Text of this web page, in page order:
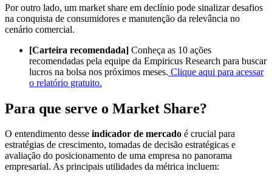
Por outro lado, um market share em declínio pode sinalizar desafios
na conquista de consumidores e manutenção da relevância no
cenário comercial.
[Carteira recomendada] Conheça as 10 ações
recomendadas pela equipe da Empiricus Research para buscar
lucros na bolsa nos próximos meses. Clique aqui para acessar
o relatório gratuito.
Para que serve o Market Share?
O entendimento desse indicador de mercado é crucial para
estratégias de crescimento, tomadas de decisão estratégicas e
avaliação do posicionamento de uma empresa no panorama
empresarial. As principais utilidades da métrica incluem: